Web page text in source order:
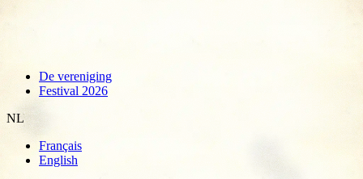
De vereniging
Festival 2026
NL
Français
English